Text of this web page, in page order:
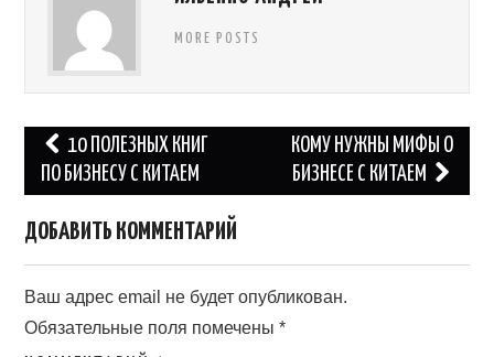
MORE POSTS
Навигация
по
10 ПОЛЕЗНЫХ КНИГ
ПО БИЗНЕСУ С КИТАЕМ
КОМУ НУЖНЫ МИФЫ О
БИЗНЕСЕ С КИТАЕМ
ДОБАВИТЬ КОММЕНТАРИЙ
Ваш адрес email не будет опубликован.
Обязательные поля помечены*